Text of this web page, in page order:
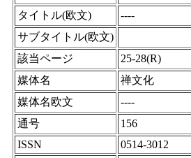
タイトル(欧文)
----
サブタイトル(欧文)
該当ページ
25-28(R)
媒体名
禅文化
媒体名欧文
----
通号
156
ISSN
0514-3012